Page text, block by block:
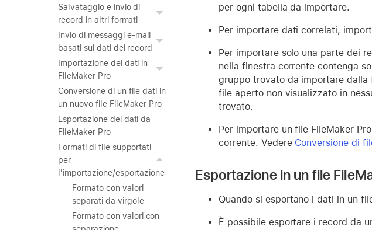
Salvataggio e invio di
record in altri formati
Invio di messaggi e-mail
basati sui dati dei record
Importazione dei dati in
FileMaker Pro
Conversione di un file dati in
un nuovo file FileMaker Pro
Esportazione dei dati da
FileMaker Pro
Formati di file supportati
per
l'importazione/esportazione
Formato con valori
separati da virgole
Formato con valori con
per ogni tabella da importare.
Per importare dati correlati,
Per importare solo una parte dei
nella finestra corrente contenga
gruppo trovato da importare dalla
file aperto non visualizzato in
trovato.
Per importare un file FileMaker
corrente. Vedere Conversione di
Esportazione in un file
Quando si esportano i dati in un
È possibile esportare i record da